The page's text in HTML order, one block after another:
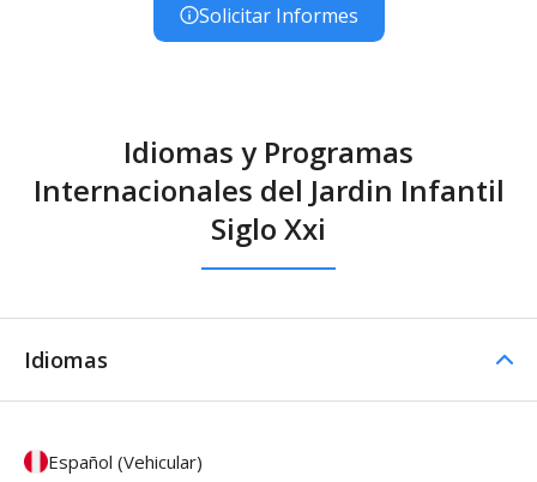
Solicitar Informes
Idiomas y Programas
Internacionales del Jardin Infantil
Siglo Xxi
Idiomas
Español (Vehicular)